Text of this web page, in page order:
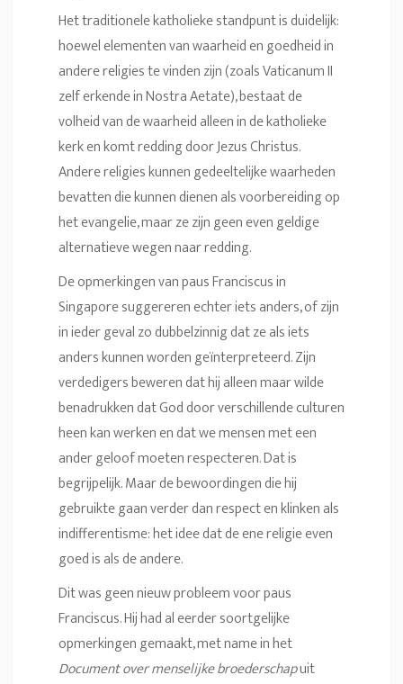
Het traditionele katholieke standpunt is duidelijk:
hoewel elementen van waarheid en goedheid in
andere religies te vinden zijn (zoals Vaticanum II
zelf erkende in Nostra Aetate), bestaat de
volheid van de waarheid alleen in de katholieke
kerk en komt redding door Jezus Christus.
Andere religies kunnen gedeeltelijke waarheden
bevatten die kunnen dienen als voorbereiding op
het evangelie, maar ze zijn geen even geldige
alternatieve wegen naar redding.
De opmerkingen van paus Franciscus in
Singapore suggereren echter iets anders, of zijn
in ieder geval zo dubbelzinnig dat ze als iets
anders kunnen worden geïnterpreteerd. Zijn
verdedigers beweren dat hij alleen maar wilde
benadrukken dat God door verschillende culturen
heen kan werken en dat we mensen met een
ander geloof moeten respecteren. Dat is
begrijpelijk. Maar de bewoordingen die hij
gebruikte gaan verder dan respect en klinken als
indifferentisme: het idee dat de ene religie even
goed is als de andere.
Dit was geen nieuw probleem voor paus
Franciscus. Hij had al eerder soortgelijke
opmerkingen gemaakt, met name in het
Document over menselijke broederschapuit